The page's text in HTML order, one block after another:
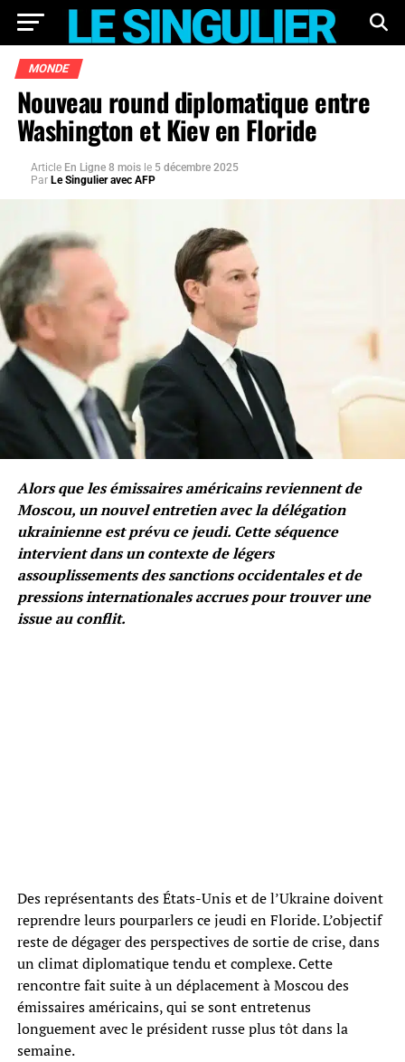
MONDE
Nouveau round diplomatique entre
Washington et Kiev en Floride
Article En Ligne 8 mois le 5 décembre 2025
Par Le Singulier avec AFP
Alors que les émissaires américains reviennent de
Moscou, un nouvel entretien avec la délégation
ukrainienne est prévu ce jeudi. Cette séquence
intervient dans un contexte de légers
assouplissements des sanctions occidentales et de
pressions internationales accrues pour trouver une
issue au conflit.
Des représentants des États-Unis et de l’Ukraine doivent
reprendre leurs pourparlers ce jeudi en Floride. L’objectif
reste de dégager des perspectives de sortie de crise, dans
un climat diplomatique tendu et complexe. Cette
rencontre fait suite à un déplacement à Moscou des
émissaires américains, qui se sont entretenus
longuement avec le président russe plus tôt dans la
semaine.